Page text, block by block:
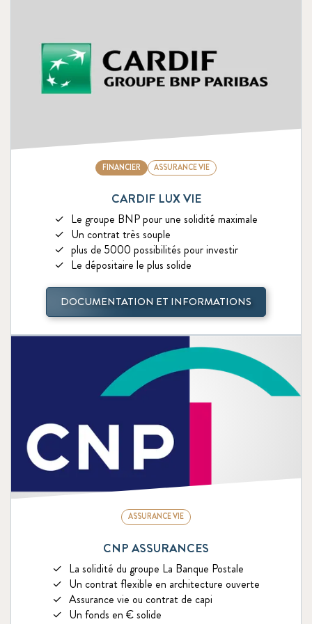
FINANCIER ASSURANCE VIE
CARDIF LUX VIE
Le groupe BNP pour une solidité maximale
Un contrat très souple
plus de 5000 possibilités pour investir
Le dépositaire le plus solide
DOCUMENTATION ET INFORMATIONS
ASSURANCE VIE
CNP ASSURANCES
La solidité du groupe La Banque Postale
Un contrat flexible en architecture ouverte
Assurance vie ou contrat de capi
Un fonds en € solide